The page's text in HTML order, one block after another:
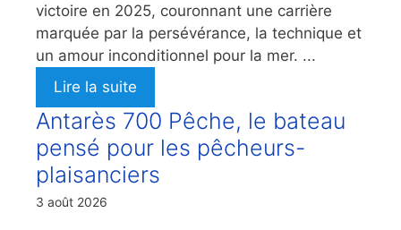
victoire en 2025, couronnant une carrière
marquée par la persévérance, la technique et
un amour inconditionnel pour la mer. ...
Lire la suite
Antarès 700 Pêche, le bateau
pensé pour les pêcheurs-
plaisanciers
3 août 2026